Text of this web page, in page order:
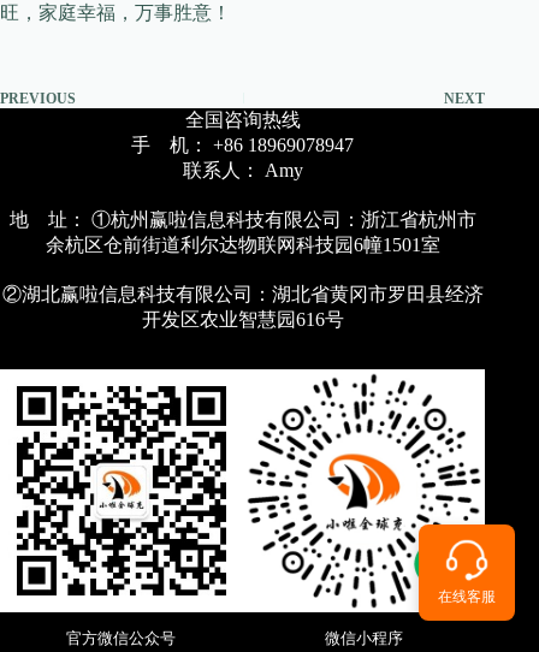
旺，家庭幸福，万事胜意！
PREVIOUS NEXT
全国咨询热线
手 机： +86 18969078947
联系人： Amy
地 址： ①杭州赢啦信息科技有限公司：浙江省杭州市
余杭区仓前街道利尔达物联网科技园6幢1501室
②湖北赢啦信息科技有限公司：湖北省黄冈市罗田县经济
开发区农业智慧园616号
官方微信公众号 微信小程序
在线客服